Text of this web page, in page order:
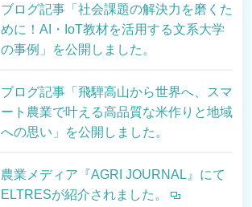
ブログ記事「社会課題の解決力を磨くた
めに！AI・IoT教材を活用する文系大学
の事例」を公開しました。
ブログ記事「飛騨高山から世界へ、スマ
ート農業で叶える高品質な米作りと地域
への思い」を公開しました。
農業メディア『AGRI JOURNAL』にて
ELTRESが紹介されました。